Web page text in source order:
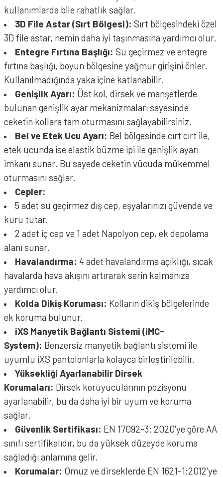
kullanımlarda bile rahatlık sağlar.
3D File Astar (Sırt Bölgesi): Sırt bölgesindeki özel
3D file astar, nemin daha iyi taşınmasına yardımcı olur.
Entegre Fırtına Başlığı: Su geçirmez ve entegre
fırtına başlığı, boyun bölgesine yağmur girişini önler.
Kullanılmadığında yaka içine katlanabilir.
Genişlik Ayarı: Üst kol, dirsek ve manşetlerde
bulunan genişlik ayar mekanizmaları sayesinde
ceketin kollara tam oturmasını sağlayabilirsiniz.
Bel ve Etek Ucu Ayarı: Bel bölgesinde cırt cırt ile,
etek ucunda ise elastik büzme ipi ile genişlik ayarı
imkanı sunar. Bu sayede ceketin vücuda mükemmel
oturmasını sağlar.
Cepler:
5 adet su geçirmez dış cep, eşyalarınızı güvende ve
kuru tutar.
2 adet iç cep ve 1 adet Napolyon cep, ek depolama
alanı sunar.
Havalandırma: 4 adet havalandırma açıklığı, sıcak
havalarda hava akışını artırarak serin kalmanıza
yardımcı olur.
Kolda Dikiş Koruması: Kolların dikiş bölgelerinde
ek koruma bulunur.
iXS Manyetik Bağlantı Sistemi (iMC-
System): Benzersiz manyetik bağlantı sistemi ile
uyumlu iXS pantolonlarla kolayca birleştirilebilir.
Yüksekliği Ayarlanabilir Dirsek
Korumaları: Dirsek koruyucularının pozisyonu
ayarlanabilir, bu da daha iyi bir uyum ve koruma
sağlar.
Güvenlik Sertifikası: EN 17092-3: 2020'ye göre AA
sınıfı sertifikalıdır, bu da yüksek düzeyde koruma
sağladığı anlamına gelir.
Korumalar: Omuz ve dirseklerde EN 1621-1:2012'ye